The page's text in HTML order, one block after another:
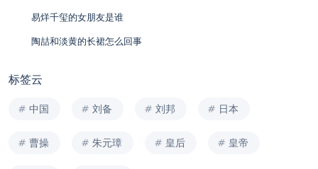
易烊千玺的女朋友是谁
陶喆和淡黄的长裙怎么回事
标签云
中国 刘备 刘邦 日本
曹操 朱元璋 皇后 皇帝